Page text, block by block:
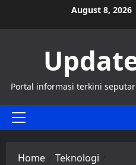
August 8, 2026
Portal informasi terkini
Primary
Home
Teknologi